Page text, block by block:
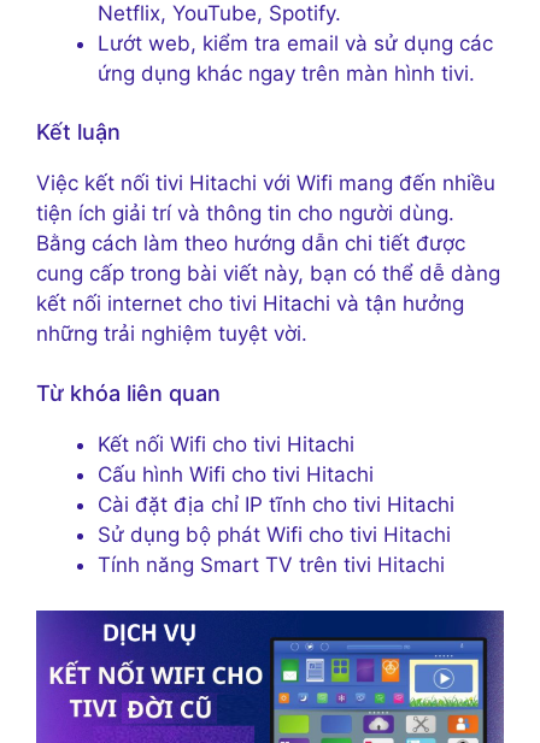
Netflix, YouTube, Spotify.
Lướt web, kiểm tra email và sử dụng các
ứng dụng khác ngay trên màn hình tivi.
Kết luận
Việc kết nối tivi Hitachi với Wifi mang đến nhiều
tiện ích giải trí và thông tin cho người dùng.
Bằng cách làm theo hướng dẫn chi tiết được
cung cấp trong bài viết này, bạn có thể dễ dàng
kết nối internet cho tivi Hitachi và tận hưởng
những trải nghiệm tuyệt vời.
Từ khóa liên quan
Kết nối Wifi cho tivi Hitachi
Cấu hình Wifi cho tivi Hitachi
Cài đặt địa chỉ IP tĩnh cho tivi Hitachi
Sử dụng bộ phát Wifi cho tivi Hitachi
Tính năng Smart TV trên tivi Hitachi